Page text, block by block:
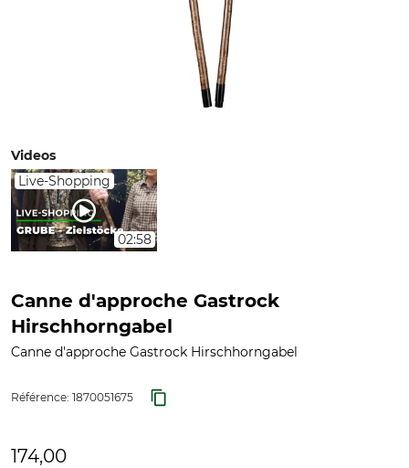
Videos
Live-Shopping
02:58
Canne d'approche Gastrock
Hirschhorngabel
Canne d'approche Gastrock Hirschhorngabel
Référence: 1870051675
174,00